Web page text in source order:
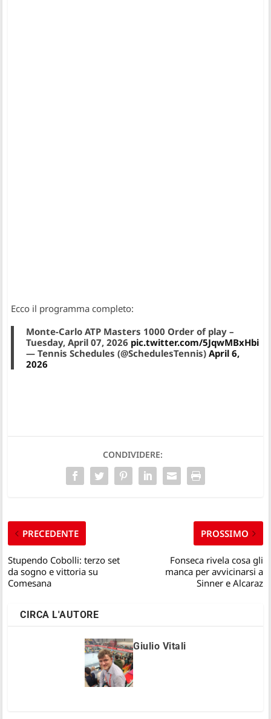
Ecco il programma completo:
Monte-Carlo ATP Masters 1000 Order of play –
Tuesday, April 07, 2026 pic.twitter.com/5JqwMBxHbi
— Tennis Schedules (@SchedulesTennis)April 6,
2026
CONDIVIDERE:
PRECEDENTE
Stupendo Cobolli: terzo set
da sogno e vittoria su
Comesana
PROSSIMO
Fonseca rivela cosa gli
manca per avvicinarsi a
Sinner e Alcaraz
CIRCA L'AUTORE
Giulio Vitali